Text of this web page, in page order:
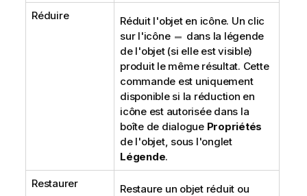
Réduire
Réduit l'objet en icône. Un clic
sur l'icône
dans la légende
de l'objet (si elle est visible)
produit le même résultat. Cette
commande est uniquement
disponible si la réduction en
icône est autorisée dans la
boîte de dialogue Propriétés
de l'objet, sous l'onglet
Légende.
Restaurer
Restaure un objet réduit ou